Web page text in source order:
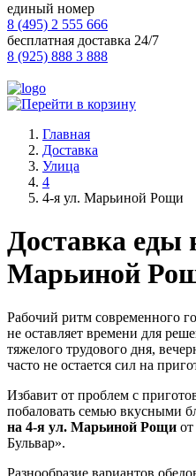
единый номер
8 (495) 2 555 666
бесплатная доставка 24/7
8 (925) 888 3 888
Главная
Доставка
Улица
4
4-я ул. Марьиной Рощи
Доставка еды
Марьиной
Рабочий ритм современного
не оставляет времени для
тяжелого трудового дня,
часто не остается сил на
Избавит от проблем с
побаловать семью вкусными
на 4-я ул. Марьиной Рощи
Бульвар».
Разнообразие вариантов